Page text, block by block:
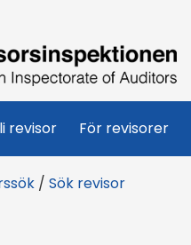
revisor För revisorer
/ Sök revisor